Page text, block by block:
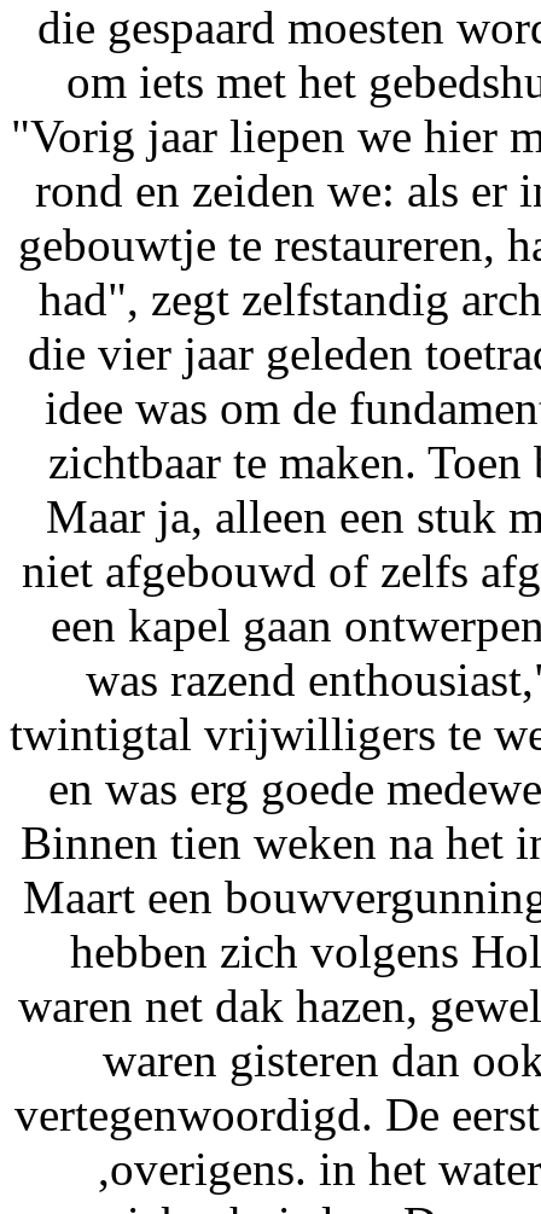
die gespaard moesten
om iets met het
"Vorig jaar liepen we hier
rond en zeiden we: als er
gebouwtje te restaureren,
had", zegt zelfstandig
die vier jaar geleden
idee was om de
zichtbaar te maken.
Maar ja, alleen een stuk
niet afgebouwd of zelfs
een kapel gaan
was razend
twintigtal vrijwilligers te
en was erg goede
Binnen tien weken na het
Maart een
hebben zich volgens
waren net dak hazen,
waren gisteren dan
vertegenwoordigd. De
,overigens. in het